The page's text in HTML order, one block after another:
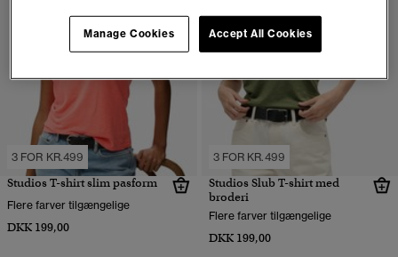
3 FOR KR.499
Studios T-shirt slim pasform
Flere farver tilgængelige
DKK 199,00
3 FOR KR.499
Studios Slub T-shirt med
broderi
Flere farver tilgængelige
DKK 199,00
Accept All Cookies
Manage Cookies